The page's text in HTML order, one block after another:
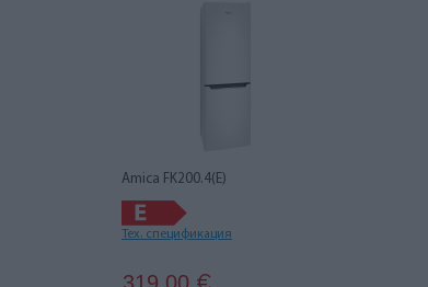
Amica FK200.4(E)
Тех. спецификация